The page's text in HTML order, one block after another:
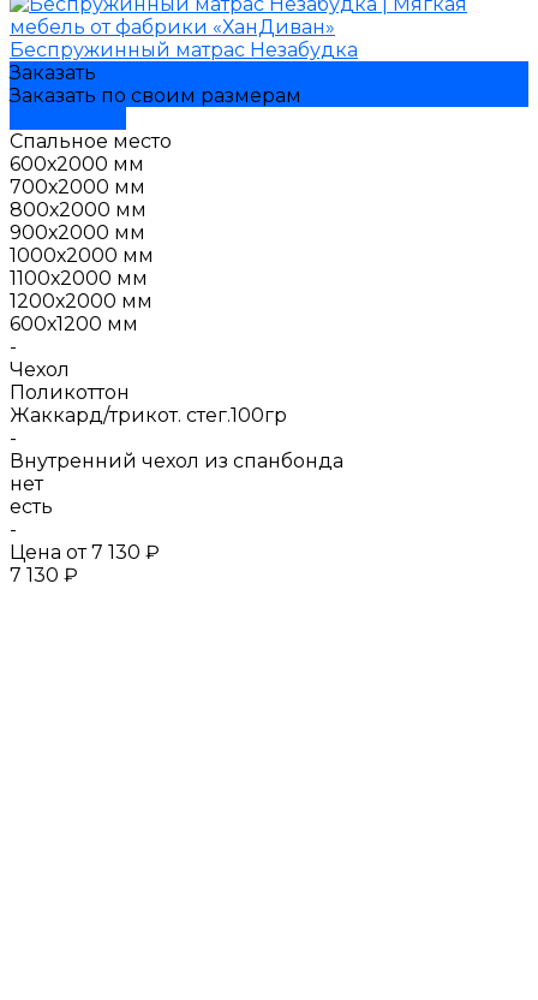
Беспружинный матрас Незабудка
Заказать
Заказать по своим размерам
Спальное место
600х2000 мм
700х2000 мм
800х2000 мм
900х2000 мм
1000х2000 мм
1100х2000 мм
1200х2000 мм
600х1200 мм
-
Чехол
Поликоттон
Жаккард/трикот. стег.100гр
-
Внутренний чехол из спанбонда
нет
есть
-
Цена от 7 130 ₽
7 130 ₽